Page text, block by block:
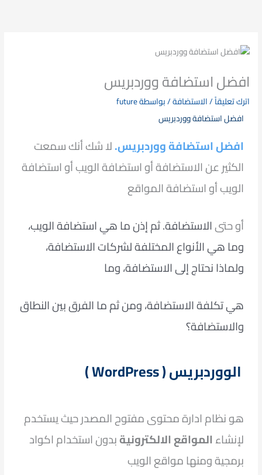
افضل استضافة ووردبريس
اترك تعليقاً/الاستضافة/ بواسطةfuture
افضل استضافة ووردبريس
افضل استضافة ووردبريس.لا شك أنك سمعت
الكثير عن الاستضافة أو استضافة الويب أو استضافة
الويب أو استضافة المواقع
أو حتىالاستضافة. ثم إذن ما هي استضافة الويب،
وما هي الأنواع المختلفة لشركات الاستضافة،
ولماذا نحتاج إلى الاستضافة، وما
هي تكلفةالاستضافة، ومن ثم ما الفرق بين النطاق
والاستضافة؟
الووردبريس ( WordPress )
هو نظام ادارة محتوى مفتوح المصدر حيث يستخدم
لإنشاءالمواقع الالكترونيةبدون استخدام اكواد
برمجية ومنها مواقع الويب